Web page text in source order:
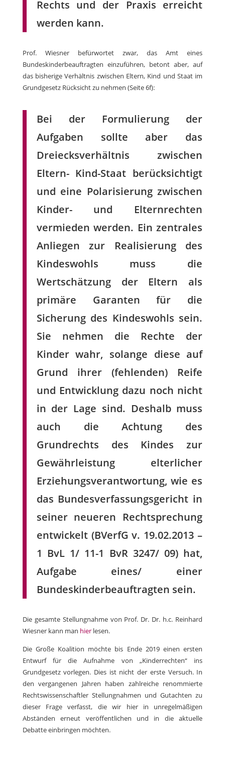
Rechts und der Praxis erreicht
werden kann.
Prof. Wiesner befürwortet zwar, das Amt eines
Bundeskinderbeauftragten einzuführen, betont aber, auf
das bisherige Verhältnis zwischen Eltern, Kind und Staat im
Grundgesetz Rücksicht zu nehmen (Seite 6f):
Bei der Formulierung der
Aufgaben sollte aber das
Dreiecksverhältnis zwischen
Eltern- Kind-Staat berücksichtigt
und eine Polarisierung zwischen
Kinder- und Elternrechten
vermieden werden. Ein zentrales
Anliegen zur Realisierung des
Kindeswohls muss die
Wertschätzung der Eltern als
primäre Garanten für die
Sicherung des Kindeswohls sein.
Sie nehmen die Rechte der
Kinder wahr, solange diese auf
Grund ihrer (fehlenden) Reife
und Entwicklung dazu noch nicht
in der Lage sind. Deshalb muss
auch die Achtung des
Grundrechts des Kindes zur
Gewährleistung elterlicher
Erziehungsverantwortung, wie es
das Bundesverfassungsgericht in
seiner neueren Rechtsprechung
entwickelt (BVerfG v. 19.02.2013 –
1 BvL 1/ 11-1 BvR 3247/ 09) hat,
Aufgabe eines/ einer
Bundeskinderbeauftragten sein.
Die gesamte Stellungnahme von Prof. Dr. Dr. h.c. Reinhard
Wiesner kann man hierlesen.
Die Große Koalition möchte bis Ende 2019 einen ersten
Entwurf für die Aufnahme von „Kinderrechten“ ins
Grundgesetz vorlegen. Dies ist nicht der erste Versuch. In
den vergangenen Jahren haben zahlreiche renommierte
Rechtswissenschaftler Stellungnahmen und Gutachten zu
dieser Frage verfasst, die wir hier in unregelmäßigen
Abständen erneut veröffentlichen und in die aktuelle
Debatte einbringen möchten.